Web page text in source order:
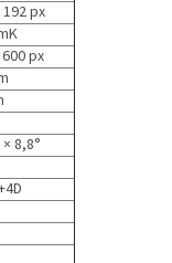
192 px
px
8,8°